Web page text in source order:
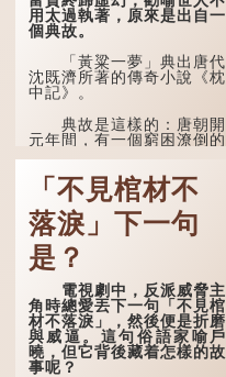
憂，勇者不懼。」「知」與
智慧的「智」相通，四十歲
的男人應已累積足夠智慧，
不再對自己的人生感到困
惑、憂慮與恐懼。
用太過執著，原來是出自一
個典故。
「黃粱一夢」典出唐代
沈既濟所著的傳奇小說《枕
中記》。
典故是這樣的：唐朝開
元年間，有一個窮困潦倒的
遇到一位呂姓道士，兩人暢
談甚歡。
言談間，盧姓書生感慨
自己雖貴為讀書人，但一直
未能考取功名，仍然貧困，
感到十分落泊。於是，道士
拿出一個青瓷枕頭，讓...
「不見棺材不
落淚」下一句
是？
電視劇中，反派威脅主
角時總愛丟下一句「不見棺
材不落淚」，然後便是折磨
與威逼。這句俗語家喻戶
曉，但它背後藏着怎樣的故
事呢？